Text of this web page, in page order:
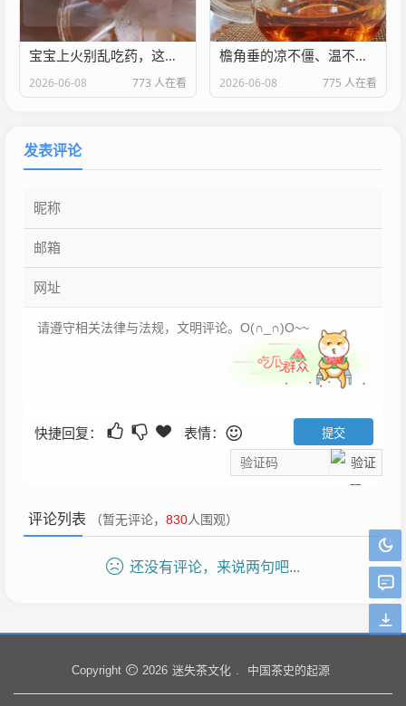
宝宝上火别乱吃药，这几类食物温和灭火还养脾胃
2026-06-08 773 人在看
檐角垂的凉不僵、温不化不是冰棱？是老胶饴！它是什么中药？
2026-06-08 775 人在看
发表评论
快捷回复： 表情：
评论列表 （暂无评论， 830人围观）
还没有评论，来说两句吧...
Copyright 2026 迷失茶文化 中国茶史的起源